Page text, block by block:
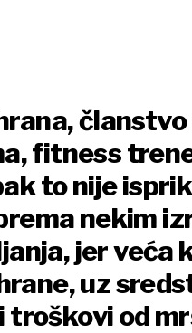
fitness
to nije
nekim
jer veća
uz
troškovi od